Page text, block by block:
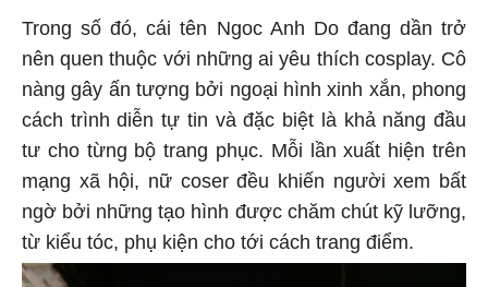
Trong số đó, cái tên Ngoc Anh Do đang dần trở
nên quen thuộc với những ai yêu thích cosplay. Cô
nàng gây ấn tượng bởi ngoại hình xinh xắn, phong
cách trình diễn tự tin và đặc biệt là khả năng đầu
tư cho từng bộ trang phục. Mỗi lần xuất hiện trên
mạng xã hội, nữ coser đều khiến người xem bất
ngờ bởi những tạo hình được chăm chút kỹ lưỡng,
từ kiểu tóc, phụ kiện cho tới cách trang điểm.